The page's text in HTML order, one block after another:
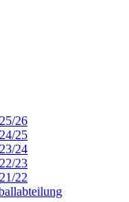
26
25
24
23
22